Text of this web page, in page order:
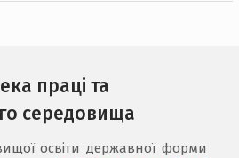
праці та
середовища
освіти державної форми